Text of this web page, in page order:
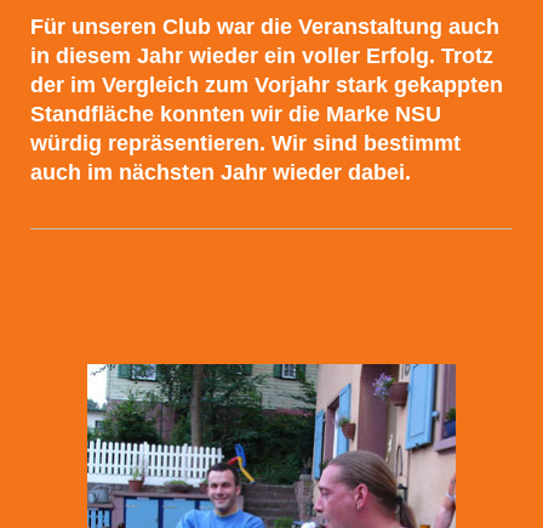
Für unseren Club war die Veranstaltung auch
in diesem Jahr wieder ein voller Erfolg. Trotz
der im Vergleich zum Vorjahr stark gekappten
Standfläche konnten wir die Marke NSU
würdig repräsentieren. Wir sind bestimmt
auch im nächsten Jahr wieder dabei.